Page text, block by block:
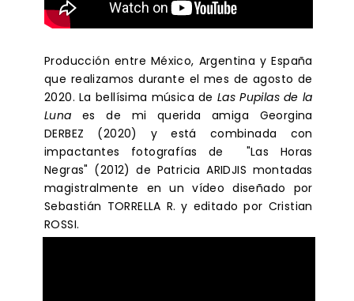
Producción entre México, Argentina y España
que realizamos durante el mes de agosto de
2020. La bellísima música de Las Pupilas de la
Luna es de mi querida amiga Georgina
DERBEZ (2020) y está combinada con
impactantes fotografías de "Las Horas
Negras" (2012) de Patricia ARIDJIS montadas
magistralmente en un vídeo diseñado por
Sebastián TORRELLA R. y editado por Cristian
ROSSI.